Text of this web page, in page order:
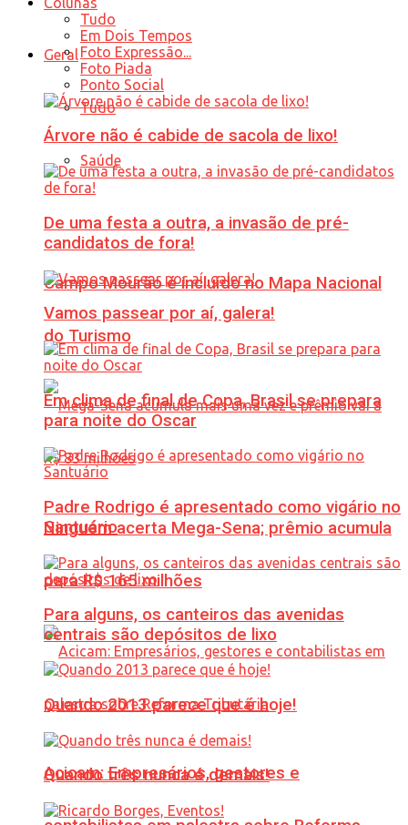
Geral
Tudo
Saúde
Campo Mourão é incluído no Mapa Nacional
do Turismo
Ninguém acerta Mega-Sena; prêmio acumula
para R$ 165 milhões
Acicam: Empresários, gestores e
Tudo
Em Dois Tempos
Foto Expressão...
Foto Piada
Ponto Social
Árvore não é cabide de sacola de lixo!
De uma festa a outra, a invasão de pré-
candidatos de fora!
Vamos passear por aí, galera!
Em clima de final de Copa, Brasil se prepara
para noite do Oscar
Padre Rodrigo é apresentado como vigário no
Santuário
Para alguns, os canteiros das avenidas
centrais são depósitos de lixo
Quando 2013 parece que é hoje!
Quando três nunca é demais!